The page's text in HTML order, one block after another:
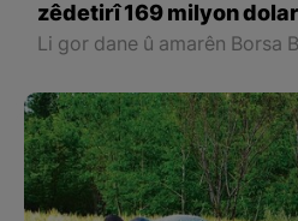
zêdetirî 169 milyon
kirin